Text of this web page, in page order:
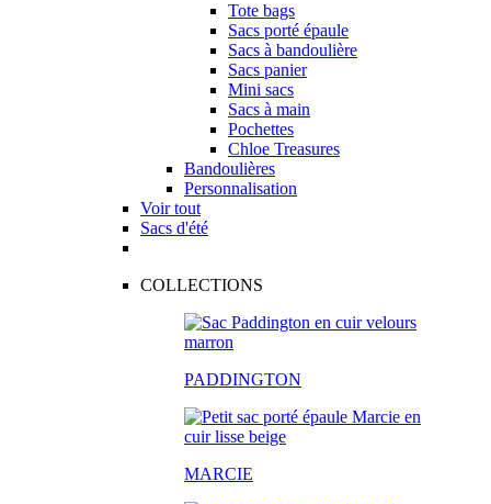
Tote bags
Sacs porté épaule
Sacs à bandoulière
Sacs panier
Mini sacs
Sacs à main
Pochettes
Chloe Treasures
Bandoulières
Personnalisation
Voir tout
Sacs d'été
COLLECTIONS
PADDINGTON
MARCIE